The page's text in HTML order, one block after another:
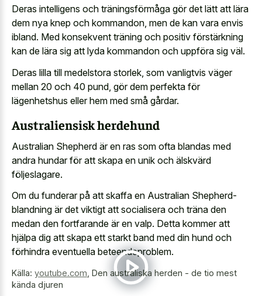
Deras intelligens och träningsförmåga gör det lätt att lära
dem nya knep och kommandon, men de kan vara envis
ibland. Med konsekvent träning och positiv förstärkning
kan de lära sig att lyda kommandon och uppföra sig väl.
Deras lilla till medelstora storlek, som vanligtvis väger
mellan 20 och 40 pund, gör dem perfekta för
lägenhetshus eller hem med små gårdar.
Australiensisk herdehund
Australian Shepherd är en ras som ofta blandas med
andra hundar för att skapa en unik och älskvärd
följeslagare.
Om du funderar på att skaffa en Australian Shepherd-
blandning är det viktigt att socialisera och träna den
medan den fortfarande är en valp. Detta kommer att
hjälpa dig att skapa ett starkt band med din hund och
förhindra eventuella beteendeproblem.
Källa: youtube.com Den australiska herden - de tio mest
kända djuren